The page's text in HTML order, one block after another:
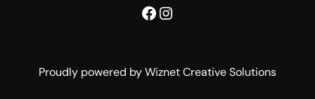
Facebook
Instagram
Proudly powered by Wiznet Creative Solutions